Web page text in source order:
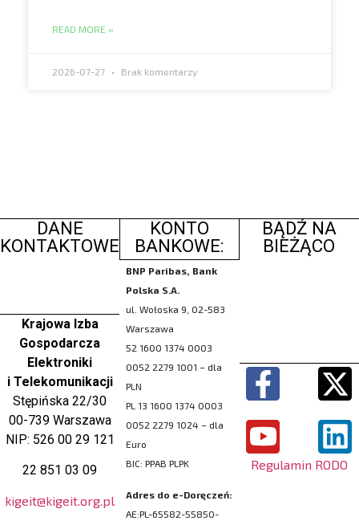
READ MORE »
2026-07-27 Brak komentarzy
DANE
KONTAKTOWE
Krajowa Izba
Gospodarcza
Elektroniki
i Telekomunikacji
Stępińska 22/30
00-739 Warszawa
NIP: 526 00 29 121
22 851 03 09
kigeit@kigeit.org.pl
KONTO
BANKOWE:
BNP Paribas, Bank
Polska S.A.
ul. Wołoska 9, 02-583
Warszawa
52 1600 1374 0003
0052 2279 1001 – dla
PLN
PL 13 1600 1374 0003
0052 2279 1024 – dla
Euro
BIC: PPAB PLPK
Adres do e-Doręczeń:
AE:PL-65582-55850-
BĄDŹ NA
BIEŻĄCO
Regulamin RODO